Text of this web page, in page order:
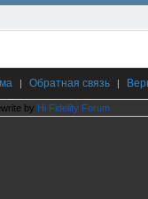
| Обратная связь |
by Hi Fidelity Forum